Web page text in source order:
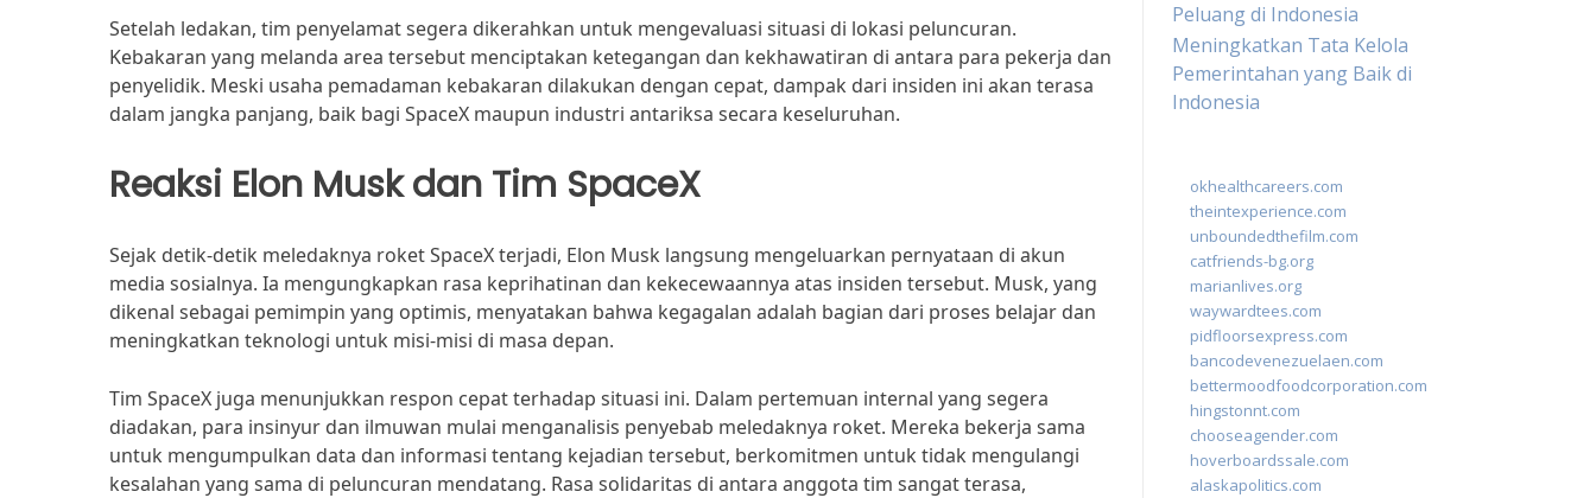
Setelah ledakan, tim penyelamat segera dikerahkan untuk mengevaluasi situasi di lokasi peluncuran.
Kebakaran yang melanda area tersebut menciptakan ketegangan dan kekhawatiran di antara para pekerja dan
penyelidik. Meski usaha pemadaman kebakaran dilakukan dengan cepat, dampak dari insiden ini akan terasa
dalam jangka panjang, baik bagi SpaceX maupun industri antariksa secara keseluruhan.
Reaksi Elon Musk dan Tim SpaceX
Sejak detik-detik meledaknya roket SpaceX terjadi, Elon Musk langsung mengeluarkan pernyataan di akun
media sosialnya. Ia mengungkapkan rasa keprihatinan dan kekecewaannya atas insiden tersebut. Musk, yang
dikenal sebagai pemimpin yang optimis, menyatakan bahwa kegagalan adalah bagian dari proses belajar dan
meningkatkan teknologi untuk misi-misi di masa depan.
Tim SpaceX juga menunjukkan respon cepat terhadap situasi ini. Dalam pertemuan internal yang segera
diadakan, para insinyur dan ilmuwan mulai menganalisis penyebab meledaknya roket. Mereka bekerja sama
untuk mengumpulkan data dan informasi tentang kejadian tersebut, berkomitmen untuk tidak mengulangi
kesalahan yang sama di peluncuran mendatang. Rasa solidaritas di antara anggota tim sangat terasa,
Peluang di Indonesia
Meningkatkan Tata Kelola
Pemerintahan yang Baik di
Indonesia
okhealthcareers.com
theintexperience.com
unboundedthefilm.com
catfriends-bg.org
marianlives.org
waywardtees.com
pidfloorsexpress.com
bancodevenezuelaen.com
bettermoodfoodcorporation.com
hingstonnt.com
chooseagender.com
hoverboardssale.com
alaskapolitics.com